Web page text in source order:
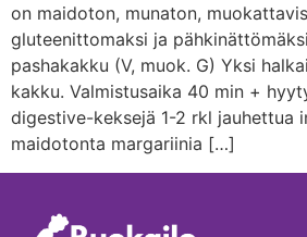
on maidoton, munaton,
gluteenittomaksi ja
pashakakku (V, muok. G) Yksi
kakku. Valmistusaika 40 min +
digestive-keksejä 1-2 rkl jauhettua
maidotonta margariinia […]